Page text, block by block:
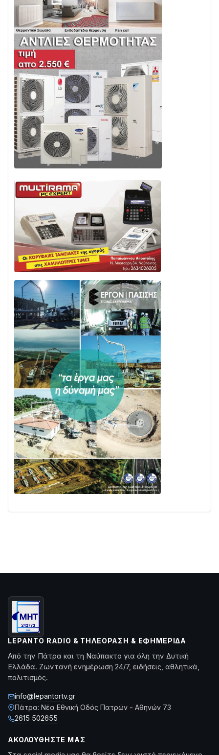
LEPANTO RADIO & ΤΗΛΕΌΡΑΣΗ & ΕΦΗΜΕΡΊΔΑ
Από την Πάτρα και τη Ναύπακτο για όλη την Δυτική
Ελλάδα. Ζωντανή ενημέρωση 24/7, ειδήσεις, αθλητικά,
πολιτισμός.
info@lepantortv.gr
Πάτρα: Νέα Εθνική Οδός Πατρών - Αθηνών 73
2615 502655
ΑΚΟΛΟΥΘΉΣΤΕ ΜΑΣ